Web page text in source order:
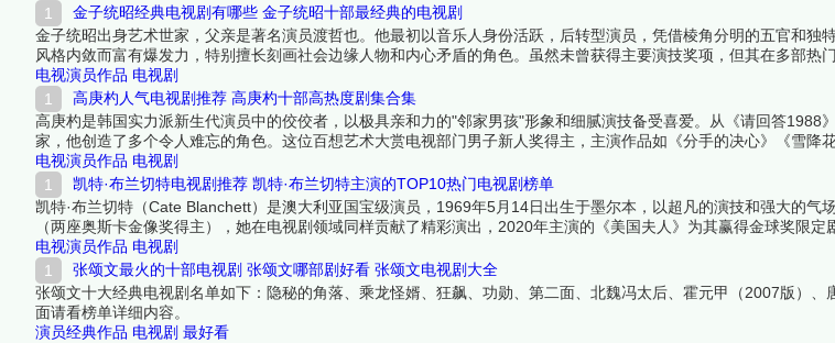
金子统昭经典电视剧有哪些 金子统昭十部最经典的电视剧
金子统昭出身艺术世家，父亲是著名演员渡哲也。他最初以音乐人身份活跃，后转型演员，凭借棱角分明的五官和独
风格内敛而富有爆发力，特别擅长刻画社会边缘人物和内心矛盾的角色。虽然未曾获得主要演技奖项，但其在多部热
认可，是日本影视圈不可或缺的个性派演员。
电视演员作品 电视剧
高庚杓人气电视剧推荐 高庚杓十部高热度剧集合集
高庚杓是韩国实力派新生代演员中的佼佼者，以极具亲和力的"邻家男孩"形象和细腻演技备受喜爱。从《请回答1988
家，他创造了多个令人难忘的角色。这位百想艺术大赏电视部门男子新人奖得主，主演作品如《分手的决心》《雪降
与观众缘兼具的代表。下面跟着榜中榜编辑一起来看看详细名单吧！
电视演员作品 电视剧
凯特·布兰切特电视剧推荐 凯特·布兰切特主演的TOP10热门电视剧榜单
凯特·布兰切特（Cate Blanchett）是澳大利亚国宝级演员，1969年5月14日出生于墨尔本，以超凡的演技和强大的气
（两座奥斯卡金像奖得主），她在电视剧领域同样贡献了精彩演出，2020年主演的《美国夫人》为其赢得金球奖限
强势的女性角色，表演风格极具张力和层次感，从历史人物到现代精英都能完美驾驭。虽然电视剧作品不多，但每部
一起来看看详细名单吧！
电视演员作品 电视剧
张颂文最火的十部电视剧 张颂文哪部剧好看 张颂文电视剧大全
张颂文十大经典电视剧名单如下：隐秘的角落、乘龙怪婿、狂飙、功勋、第二面、北魏冯太后、霍元甲（2007版）、
面请看榜单详细内容。
演员经典作品 电视剧 最好看